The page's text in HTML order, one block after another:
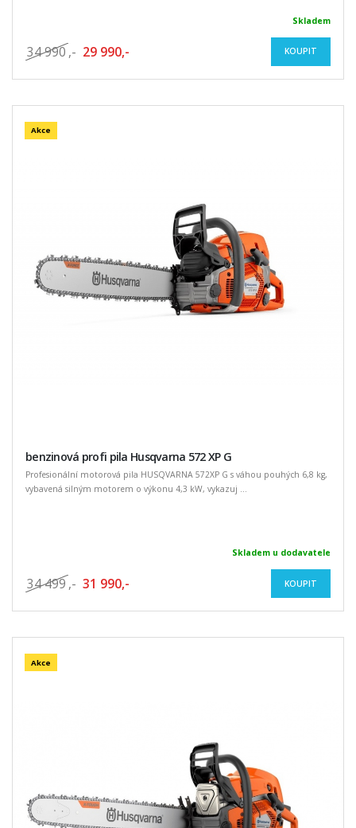
Skladem
34 990 ,- 29 990,- KOUPIT
Akce
benzinová profi pila Husqvarna 572 XP G
Profesionální motorová pila HUSQVARNA 572XP G s váhou pouhých 6,8 kg,
vybavená silným motorem o výkonu 4,3 kW, vykazuj ...
Skladem u dodavatele
34 499 ,- 31 990,- KOUPIT
Akce